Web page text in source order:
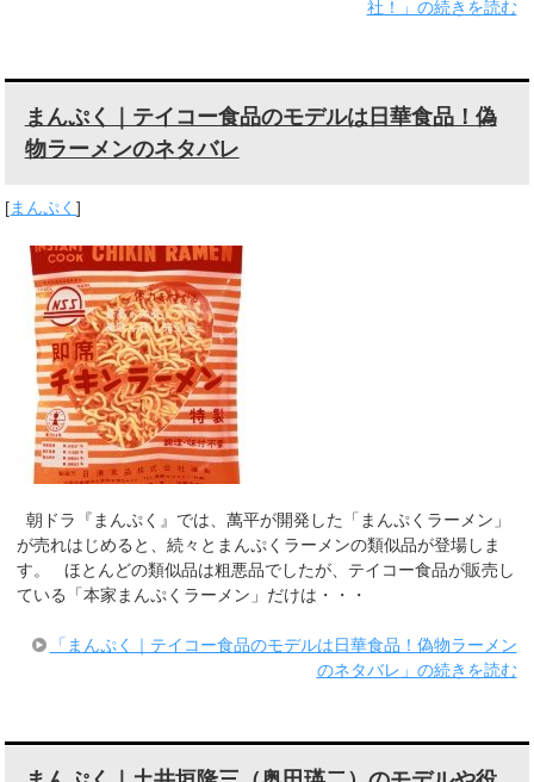
社！」の続きを読む
まんぷく｜テイコー食品のモデルは日華食品！偽
物ラーメンのネタバレ
[まんぷく]
朝ドラ『まんぷく』では、萬平が開発した「まんぷくラーメン」
が売れはじめると、続々とまんぷくラーメンの類似品が登場しま
す。 ほとんどの類似品は粗悪品でしたが、テイコー食品が販売し
ている「本家まんぷくラーメン」だけは・・・
「まんぷく｜テイコー食品のモデルは日華食品！偽物ラーメン
のネタバレ」の続きを読む